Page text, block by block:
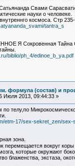
Свами
науки о человеке.
космоса. Стр
tantra_s
Я Сокровенная Тайна
biblio/ph_4/edinoe_b_ya.pdf
формула (состав) и
Июля 2013, 09:44:33 »
телу,по
etm-17/sex-sekret_zen/
зона.
перемещается вокруг
которые окружают
блаженства, экстаза,